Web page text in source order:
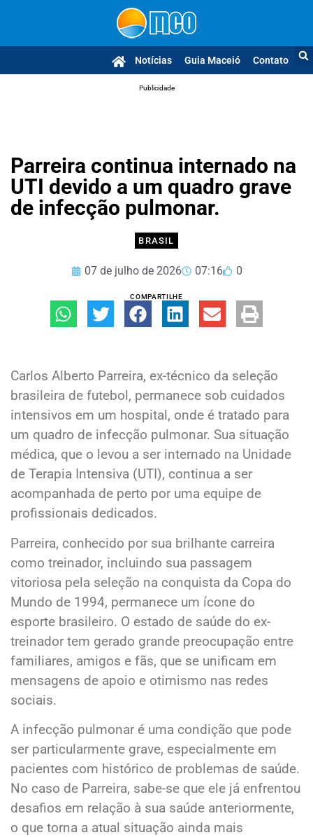
Notícias Guia Maceió Contato
Publicidade
Parreira continua internado na
UTI devido a um quadro grave
de infecção pulmonar.
BRASIL
07 de julho de 2026 07:16 0
COMPARTILHE
Carlos Alberto Parreira, ex-técnico da seleção
brasileira de futebol, permanece sob cuidados
intensivos em um hospital, onde é tratado para
um quadro de infecção pulmonar. Sua situação
médica, que o levou a ser internado na Unidade
de Terapia Intensiva (UTI), continua a ser
acompanhada de perto por uma equipe de
profissionais dedicados.
Parreira, conhecido por sua brilhante carreira
como treinador, incluindo sua passagem
vitoriosa pela seleção na conquista da Copa do
Mundo de 1994, permanece um ícone do
esporte brasileiro. O estado de saúde do ex-
treinador tem gerado grande preocupação entre
familiares, amigos e fãs, que se unificam em
mensagens de apoio e otimismo nas redes
sociais.
A infecção pulmonar é uma condição que pode
ser particularmente grave, especialmente em
pacientes com histórico de problemas de saúde.
No caso de Parreira, sabe-se que ele já enfrentou
desafios em relação à sua saúde anteriormente,
o que torna a atual situação ainda mais